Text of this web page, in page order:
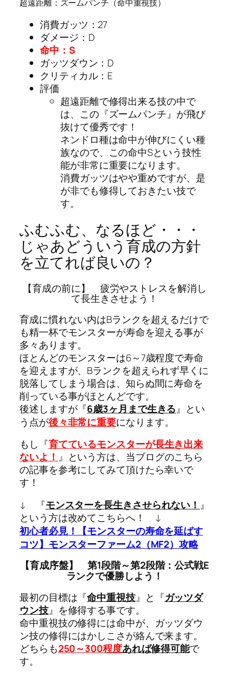
超遠距離：ズームパンチ（命中重視技）
消費ガッツ：27
ダメージ：D
命中：S
ガッツダウン：D
クリティカル：E
評価
超遠距離で修得出来る技の中で
は、この『ズームパンチ』が飛び
抜けて優秀です！
ネンドロ種は命中が伸びにくい種
族なので、この命中Sという技性
能が非常に重要になります。
消費ガッツはやや重めですが、是
が非でも修得しておきたい技で
す。
ふむふむ、なるほど・・・
じゃあどういう育成の方針
を立てれば良いの？
【育成の前に】 疲労やストレスを解消し
て長生きさせよう！
育成に慣れない内はBランクを超えるだけで
も精一杯でモンスターが寿命を迎える事が
多々あります。
ほとんどのモンスターは6～7歳程度で寿命
を迎えますが、Bランクを超えられず早くに
脱落してしまう場合は、知らぬ間に寿命を
削っている事がほとんどです。
後述しますが『6歳3ヶ月まで生きる』とい
う点が後々非常に重要になります。
もし『育てているモンスターが長生き出来
ないよ！ 』という方は、当ブログのこちら
の記事を参考にしてみて頂けたら幸いで
す！
↓ 『モンスターを長生きさせられない！ 』
という方は改めてこちらへ！ ↓
初心者必見！【モンスターの寿命を延ばす
コツ】モンスターファーム2（MF2）攻略
【育成序盤】 第1段階～第2段階：公式戦E
ランクで優勝しよう！
最初の目標は『命中重視技』と『ガッツダ
ウン技』を修得する事です。
命中重視技の修得には命中が、ガッツダウ
ン技の修得にはかしこさが絡んで来ます。
どちらも250～300程度あれば修得可能で
す。